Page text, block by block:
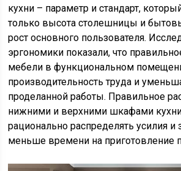
кухни – параметр и стандарт,
только высота столешницы и
рост основного пользователя.
эргономики показали, что
мебели в функциональном
производительность труда и
проделанной работы. Правильное
нижними и верхними шкафами
рационально распределять усилия и
меньше времени на приготовление